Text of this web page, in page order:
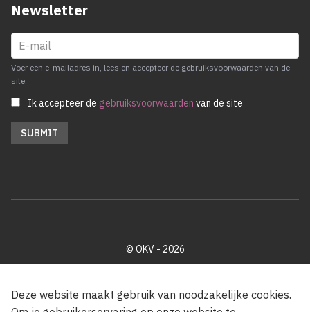
Newsletter
Voer een e-mailadres in, lees en accepteer de gebruiksvoorwaarden van de
site.
Ik accepteer de gebruiksvoorwaarden van de site
© OKV - 2026
Deze website maakt gebruik van noodzakelijke cookies.